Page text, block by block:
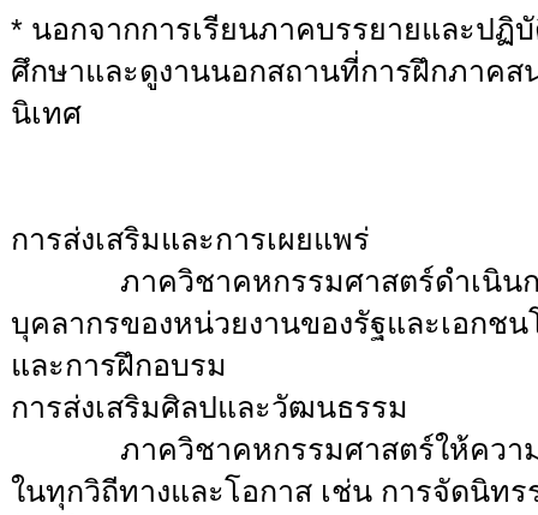
* นอกจากการเรียนภาคบรรยายและปฏิ
ศึกษาและดูงานนอกสถานที่การฝึกภาค
นิเทศ
การส่งเสริมและการเผยแพร่
ภาควิชาคหกรรมศาสตร์ดำเนินกา
บุคลากรของหน่วยงานของรัฐและเอกช
และการฝึกอบรม
การส่งเสริมศิลปและวัฒนธรรม
ภาควิชาคหกรรมศาสตร์ให้ความร่
ในทุกวิถีทางและโอกาส เช่น การจัดนิท